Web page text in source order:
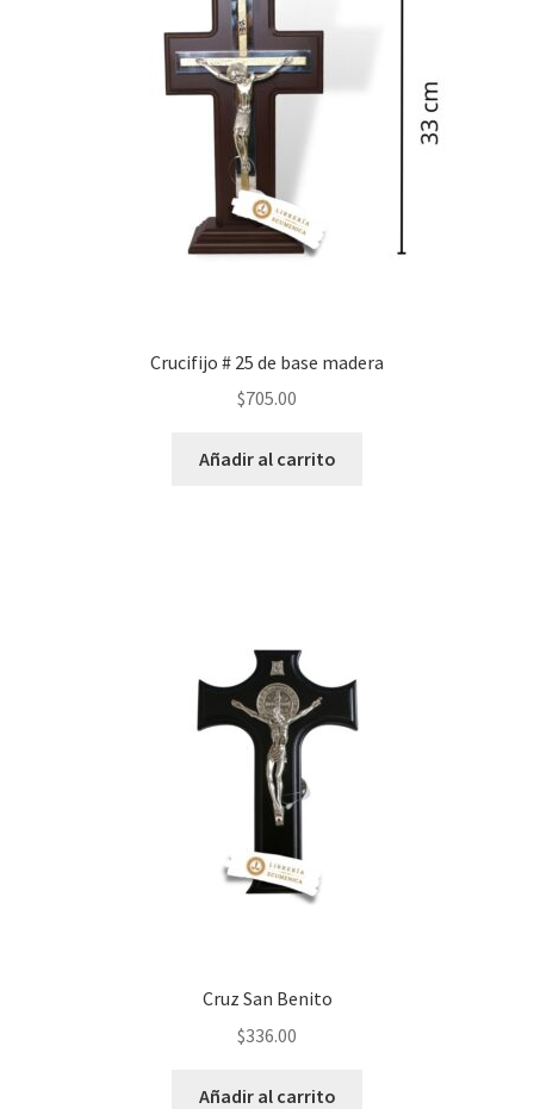
Crucifijo # 25 de base madera
$705.00
Añadir al carrito
Cruz San Benito
$336.00
Añadir al carrito